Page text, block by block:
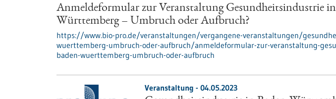
Anmeldeformular zur Veranstaltung Gesundheitsindustrie
Württemberg – Umbruch oder Aufbruch?
https://www.bio-pro.de/veranstaltungen/vergangene-veranstaltungen/
wuerttemberg-umbruch-oder-aufbruch/anmeldeformular-zur-veranstaltung-
baden-wuerttemberg-umbruch-oder-aufbruch
Veranstaltung - 04.05.2023